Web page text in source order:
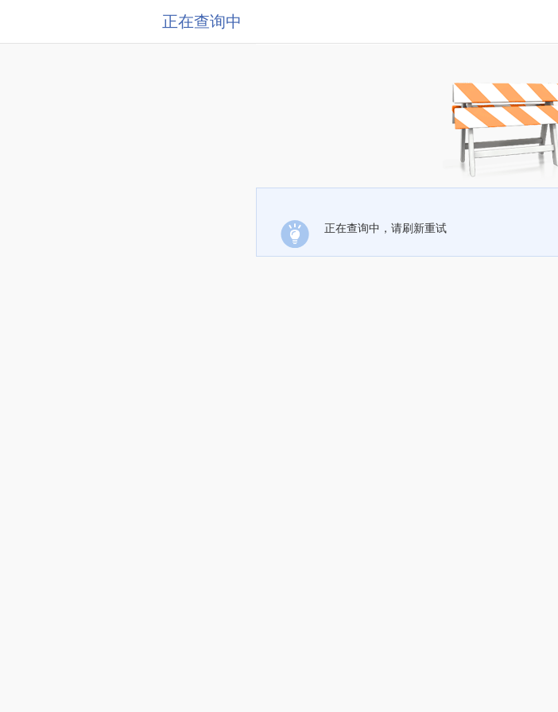
正在查询中
正在查询中，请刷新重试